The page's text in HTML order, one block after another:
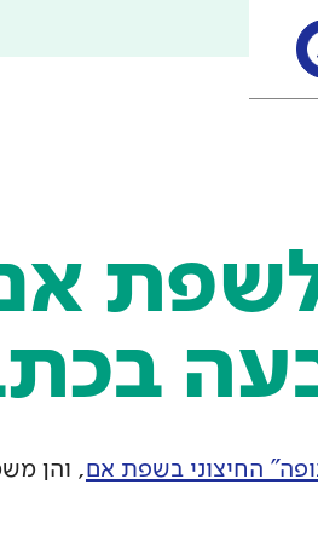
החיצוני בשפת אם, והן